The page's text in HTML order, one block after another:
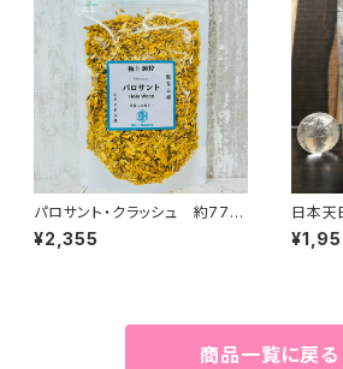
パロサント・クラッシュ 約77g
以上
¥2,355
日本
商品一覧に戻る